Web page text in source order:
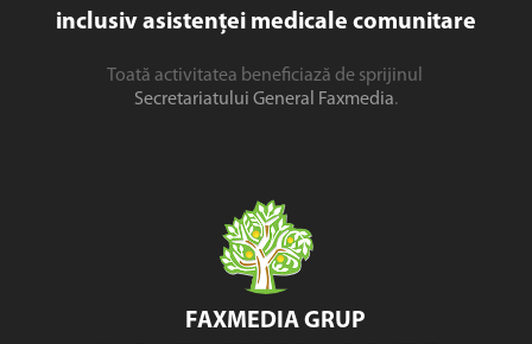
inclusiv asistenței medicale comunitare
Toată activitatea beneficiază de sprijinul
Secretariatului General Faxmedia.
FAXMEDIA GRUP